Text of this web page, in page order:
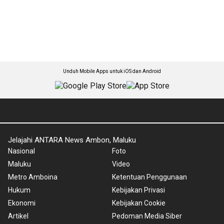
Unduh Mobile Apps untuk iOS dan Android
Jelajahi ANTARA News Ambon, Maluku
Nasional
Maluku
Metro Amboina
Hukum
Ekonomi
Artikel
Foto
Video
Ketentuan Penggunaan
Kebijakan Privasi
Kebijakan Cookie
Pedoman Media Siber